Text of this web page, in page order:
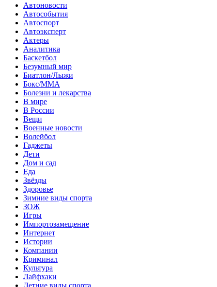
Автоновости
Автособытия
Автоспорт
Автоэксперт
Актеры
Аналитика
Баскетбол
Безумный мир
Биатлон/Лыжи
Бокс/MMA
Болезни и лекарства
В мире
В России
Вещи
Военные новости
Волейбол
Гаджеты
Дети
Дом и сад
Еда
Звёзды
Здоровье
Зимние виды спорта
ЗОЖ
Игры
Импортозамещение
Интернет
Истории
Компании
Криминал
Культура
Лайфхаки
Летние виды спорта